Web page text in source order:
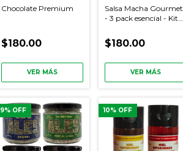
Chocolate Premium
$180.00
VER MÁS
Salsa Macha Gourmet
- 3 pack esencial - Kit
$180.00
VER MÁS
9% OFF 10% OFF